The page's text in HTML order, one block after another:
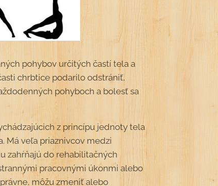
pohybov určitých častí tela a
chrbtice podarilo odstrániť,
pohyboch a bolesť sa
z princípu jednoty tela
Má veľa priaznivcov medzi
zahŕňajú do rehabilitačných
pracovnými úkonmi alebo
môžu zmeniť alebo